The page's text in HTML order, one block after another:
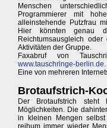
Menschen
Programmierer mit
alleinstehende Putzfrau
Hier könnten genau
Reichtumsausgleich
Aktivitäten der Gruppe.
Faxabruf von
www.tauschringe-berlin.de.
Eine von mehreren
Brotaufstrich-
Der Brotaufstrich
Möglichkeiten. Die
in kleinen Mengen